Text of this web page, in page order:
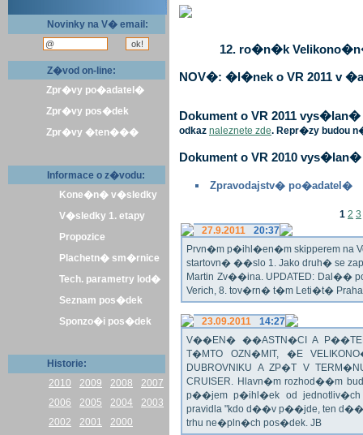
Novinky na V� email:
Z�vod on-line:
Zpr�vy po�adatel�
Zpr�vy pos�dek
Zpr�vy �ten���
Informace o z�vodu:
Kone�n� v�sledky
V�sledky 1. etapy
Propozice
Plachetn� sm�rnice
Tech. parametry lod�
Seznam pos�dek
Sponzo�i pos�dek
Historie:
2010
2009 2008
2007
2006
2005 2004
2003
2002
2001 2000
12. ro�n�k
NOV�: �l�nek o VR 2011 v
Dokument o VR 2011
odkaz naleznete zde. Repr�zy budou
Dokument o VR 2010
Zpravodajstv� po�adatel�
1 2 3
27.9.2011
20:37
Prvn�m p�ihl�en�m skipperem na
startovn� ��slo 1. Jako druh� se
Martin Zv��ina. UPDATED: Dal��
Verich, 8. tov�rn� t�m Leti�t� Praha
23.09.2011
14:27
V��EN� ��ASTN�CI A
T�MTO OZN�MIT, �E
DUBROVNIKU A ZP�T V
CRUISER. Hlavn�m rozhod��m
p��jem p�ihl�ek od
pravidla "kdo d��v p��jde, ten
trhu ne�pln�ch pos�dek. JB